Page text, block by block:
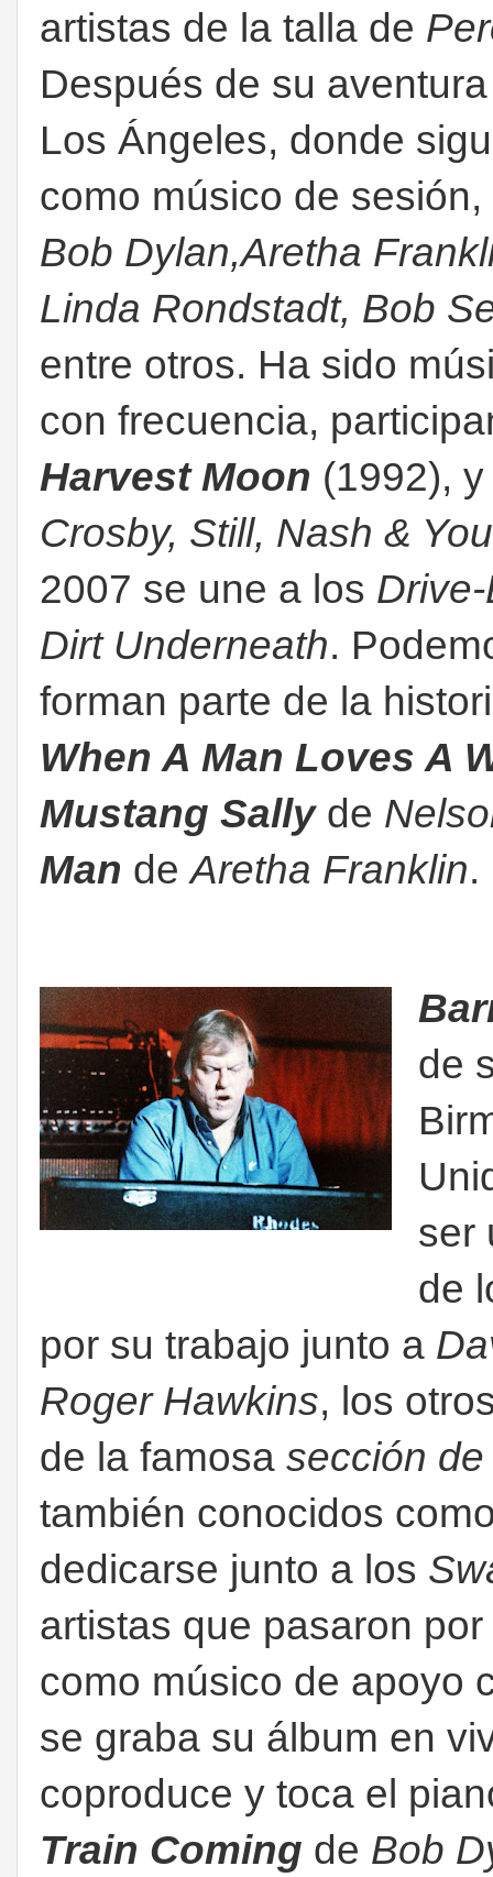
artistas de la talla de
Después de su
Los Ángeles, donde
como músico de
Bob Dylan,Aretha
Linda Rondstadt, Bob
entre otros. Ha sido
con frecuencia,
Harvest Moon (1992),
Crosby, Still, Nash &
2007 se une a los
Dirt Underneath.
forman parte de la
When A Man Loves A
Mustang Sallyde
Man deAretha Franklin.
de
ser
de
por su trabajo junto a
Roger Hawkins, los
de la famosa sección
también conocidos
dedicarse junto a los
artistas que pasaron
como músico de apoyo
se graba su álbum en
coproduce y toca el
Train Coming de Bob